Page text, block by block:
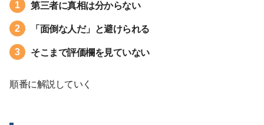
第三者に真相は分からない
「面倒な人だ」と避けられる
そこまで評価欄を見ていない
順番に解説していく